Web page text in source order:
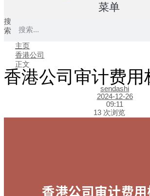
菜单
搜
索
主页
香港公司
正文
香港公司审计费用
sendashi
2024-12-26
09:11
13 次浏览